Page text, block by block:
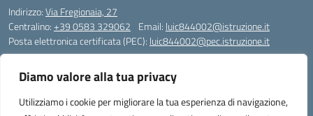
Diamo valore alla tua privacy
Utilizziamo i cookie per migliorare la tua esperienza di navigazione,
Indirizzo:Via Fregionaia, 27
Centralino:+39 0583 329062 Email: luic844002@istruzione.it
Posta elettronica certificata (PEC): luic844002@pec.istruzione.it
Codice meccanografico:luic844002
Codice Indice delle Pubbliche Amministrazioni (IPA): istsc_luic844002
Codice unico di fatturazione (CUF): UF76KO